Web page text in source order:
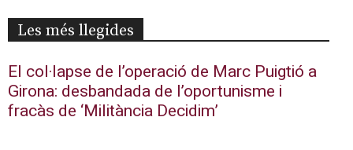
Les més llegides
El col·lapse de l’operació de Marc Puigtió a
Girona: desbandada de l’oportunisme i
fracàs de ‘Militància Decidim’